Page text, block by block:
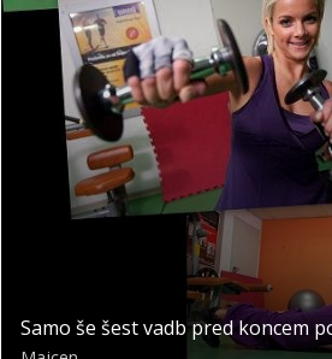
Samo še šest vadb pred koncem